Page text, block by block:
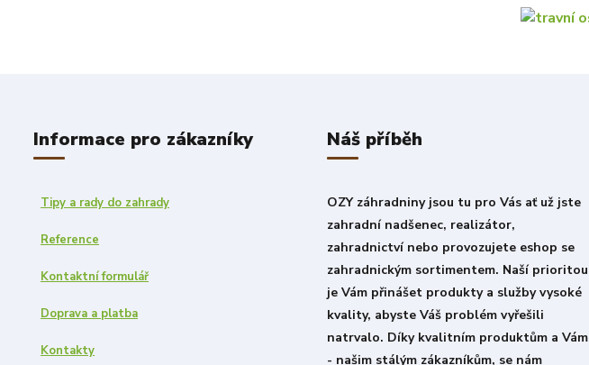
Informace pro zákazníky
Tipy a rady do zahrady
Reference
Kontaktní formulář
Doprava a platba
Kontakty
Náš příběh
OZY záhradniny jsou tu pro Vás ať už jste
zahradní nadšenec, realizátor,
zahradnictví nebo provozujete eshop se
zahradnickým sortimentem. Naší prioritou
je Vám přinášet produkty a služby vysoké
kvality, abyste Váš problém vyřešili
natrvalo. Díky kvalitním produktům a Vám
- našim stálým zákazníkům, se nám